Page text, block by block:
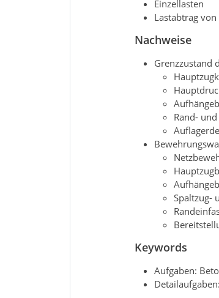
Einzellasten
Lastabtrag
Nachweise
Grenzzustand
Rand-
Spaltzug-
Keywords
Aufgaben: